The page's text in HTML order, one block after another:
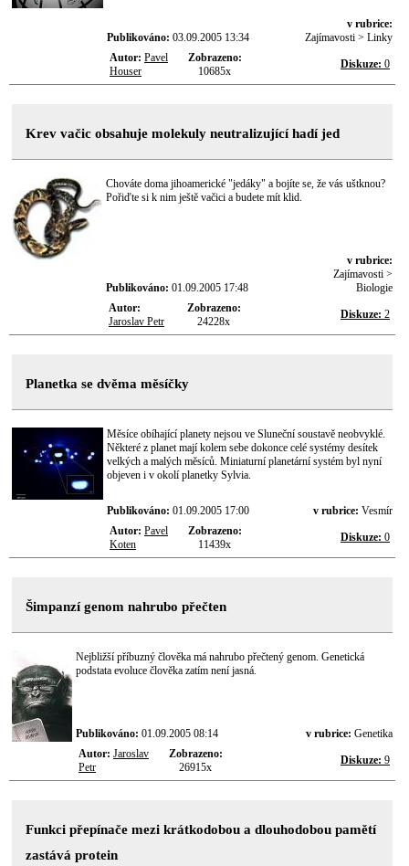
Publikováno: 03.09.2005 13:34
v rubrice:
Zajímavosti > Linky
Autor: Pavel
Houser
Zobrazeno:
10685x
Diskuze: 0
Krev vačic obsahuje molekuly neutralizující hadí jed
Chováte doma jihoamerické "jedáky" a bojíte se, že vás uštknou?
Pořiďte si k nim ještě vačici a budete mít klid.
Publikováno: 01.09.2005 17:48
v rubrice:
Zajímavosti >
Biologie
Autor:
Jaroslav Petr
Zobrazeno:
24228x
Diskuze: 2
Planetka se dvěma měsíčky
Měsíce obíhající planety nejsou ve Sluneční soustavě neobvyklé.
Některé z planet mají kolem sebe dokonce celé systémy desítek
velkých a malých měsíců. Miniaturní planetární systém byl nyní
objeven i v okolí planetky Sylvia.
Publikováno: 01.09.2005 17:00 v rubrice: Vesmír
Autor: Pavel
Koten
Zobrazeno:
11439x
Diskuze: 0
Šimpanzí genom nahrubo přečten
Nejbližší příbuzný člověka má nahrubo přečtený genom. Genetická
podstata evoluce člověka zatím není jasná.
Publikováno: 01.09.2005 08:14 v rubrice: Genetika
Autor: Jaroslav
Petr
Zobrazeno:
26915x
Diskuze: 9
Funkci přepínače mezi krátkodobou a dlouhodobou pamětí
zastává protein